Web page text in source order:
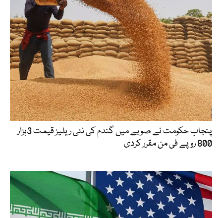
پنجاب حکومت نے صوبے میں گندم کی نئی ریلیز قیمت 3ہزار
800 روپے فی من مقرر کردی